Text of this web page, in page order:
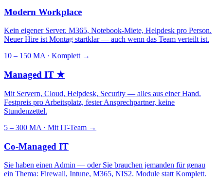
Modern Workplace
Kein eigener Server. M365, Notebook-Miete, Helpdesk pro Person.
Neuer Hire ist Montag startklar — auch wenn das Team verteilt ist.
10 – 150 MA · Komplett →
Managed IT ★
Mit Servern, Cloud, Helpdesk, Security — alles aus einer Hand.
Festpreis pro Arbeitsplatz, fester Ansprechpartner, keine
Stundenzettel.
5 – 300 MA · Mit IT-Team →
Co-Managed IT
Sie haben einen Admin — oder Sie brauchen jemanden für genau
ein Thema: Firewall, Intune, M365, NIS2. Module statt Komplett.